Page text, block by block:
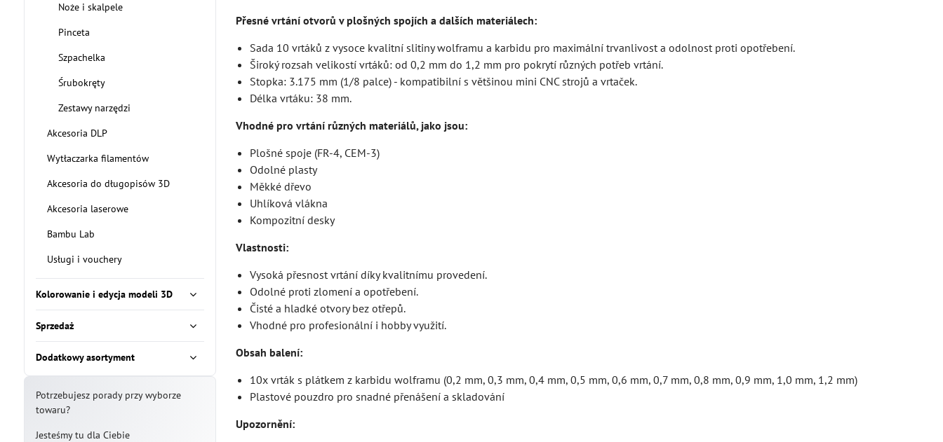
Přesné vrtání otvorů v plošných spojích a dalších materiálech:
Sada 10 vrtáků z vysoce kvalitní slitiny wolframu a karbidu pro maximální trvanlivost a odolnost proti opotřebení.
Široký rozsah velikostí vrtáků: od 0,2 mm do 1,2 mm pro pokrytí různých potřeb vrtání.
Stopka: 3.175 mm (1/8 palce) - kompatibilní s většinou mini CNC strojů a vrtaček.
Délka vrtáku: 38 mm.
Vhodné pro vrtání různých materiálů, jako jsou:
Plošné spoje (FR-4, CEM-3)
Odolné plasty
Měkké dřevo
Uhlíková vlákna
Kompozitní desky
Vlastnosti:
Vysoká přesnost vrtání díky kvalitnímu provedení.
Odolné proti zlomení a opotřebení.
Čisté a hladké otvory bez otřepů.
Vhodné pro profesionální i hobby využití.
Obsah balení:
10x vrták s plátkem z karbidu wolframu (0,2 mm, 0,3 mm, 0,4 mm, 0,5 mm, 0,6 mm, 0,7 mm, 0,8 mm, 0,9 mm, 1,0 mm, 1,2 mm)
Plastové pouzdro pro snadné přenášení a skladování
Upozornění:
Noże i skalpele
Pinceta
Szpachelka
Śrubokręty
Zestawy narzędzi
Akcesoria DLP
Wytłaczarka filamentów
Akcesoria do długopisów 3D
Akcesoria laserowe
Bambu Lab
Usługi i vouchery
Kolorowanie i edycja modeli 3D
Sprzedaż
Dodatkowy asortyment
Potrzebujesz porady przy wyborze
towaru?
Jesteśmy tu dla Ciebie